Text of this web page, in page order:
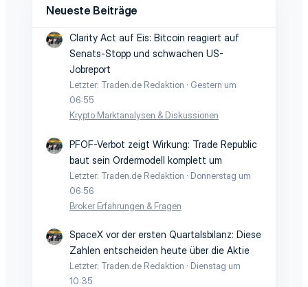
Neueste Beiträge
Clarity Act auf Eis: Bitcoin reagiert auf
Senats-Stopp und schwachen US-
Jobreport
Letzter: Traden.de Redaktion
Gestern um
06:55
Krypto Marktanalysen & Diskussionen
PFOF-Verbot zeigt Wirkung: Trade Republic
baut sein Ordermodell komplett um
Letzter: Traden.de Redaktion
Donnerstag um
06:56
Broker Erfahrungen & Fragen
SpaceX vor der ersten Quartalsbilanz: Diese
Zahlen entscheiden heute über die Aktie
Letzter: Traden.de Redaktion
Dienstag um
10:35